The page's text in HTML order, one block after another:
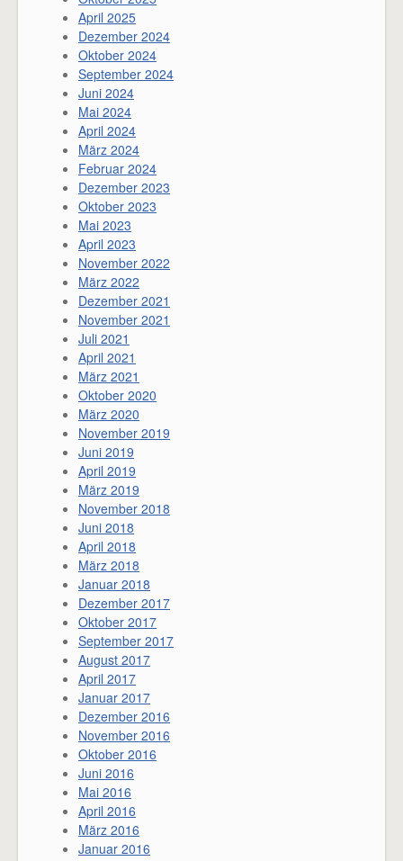
April 2025
Dezember 2024
Oktober 2024
September 2024
Juni 2024
Mai 2024
April 2024
März 2024
Februar 2024
Dezember 2023
Oktober 2023
Mai 2023
April 2023
November 2022
März 2022
Dezember 2021
November 2021
Juli 2021
April 2021
März 2021
Oktober 2020
März 2020
November 2019
Juni 2019
April 2019
März 2019
November 2018
Juni 2018
April 2018
März 2018
Januar 2018
Dezember 2017
Oktober 2017
September 2017
August 2017
April 2017
Januar 2017
Dezember 2016
November 2016
Oktober 2016
Juni 2016
Mai 2016
April 2016
März 2016
Januar 2016